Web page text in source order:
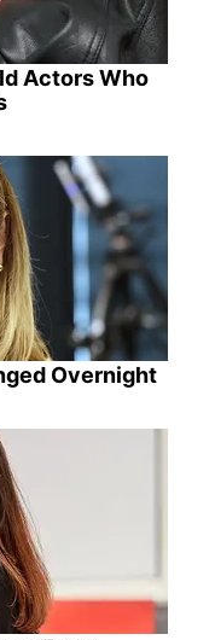
Actors Who
Overnight